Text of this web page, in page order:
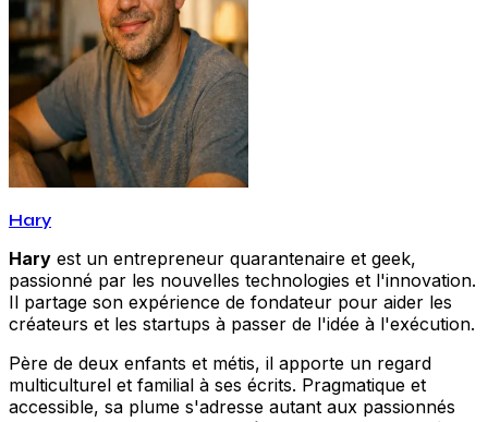
Hary
Hary est un entrepreneur quarantenaire et geek,
passionné par les nouvelles technologies et l'innovation.
Il partage son expérience de fondateur pour aider les
créateurs et les startups à passer de l'idée à l'exécution.
Père de deux enfants et métis, il apporte un regard
multiculturel et familial à ses écrits. Pragmatique et
accessible, sa plume s'adresse autant aux passionnés